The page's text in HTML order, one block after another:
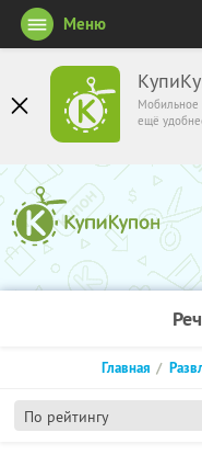
Мобильное
ещё
Меню
По рейтингу
Главная